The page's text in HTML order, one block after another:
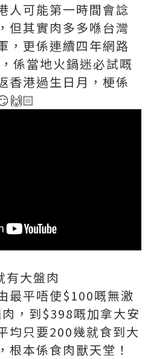
人可能第一時間會諗
但其實肉多多喺台灣
，更係連續四年網路
係當地火鍋迷必試嘅
香港過生日月，梗係
有大盤肉
最平唔使$100嘅無激
，到$398嘅加拿大安
均只要200幾就食到大
根本係食肉獸天堂！